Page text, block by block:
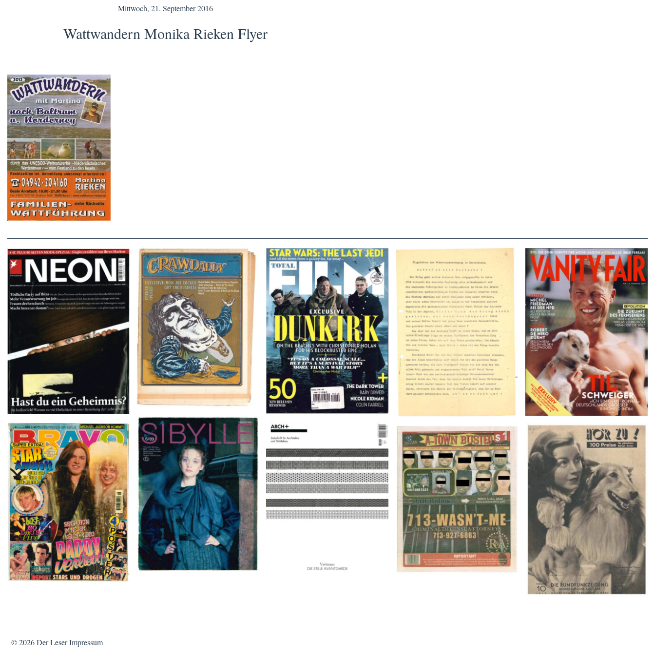
Mittwoch, 21. September 2016
Wattwandern Monika Rieken Flyer
NEON – OKTOBER 2008 Crawdaddy – June/11/72
TOTAL FILM #260 – SUMMER
2017
Flugblätter der Weissen Rose – V,
Januar 1943
VANITY FAIR – Nr. 7 – 8.
Februar 2007
SIBYLLE 6/89 ARCH+ Nr. 226, Herbst 2016
BRAVO – Nr. 8, 13. Febr. 1997
HÖR ZU! – 1949, NUMMER 10,
Woche vom 27. Februar bis 05.
März
A-TOWN BUSTED – 8/15/16–
9/1/16
© 2026Der Leser Impressum